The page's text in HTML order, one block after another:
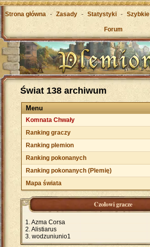
Strona główna - Zasady - Statystyki - Szybkie
Forum
Świat 138 archiwum
Menu
Komnata Chwały
Ranking graczy
Ranking plemion
Ranking pokonanych
Ranking pokonanych (Plemię)
Mapa świata
Czołowi gracze
Azma Corsa
Alistiarus
wodzuniunio1